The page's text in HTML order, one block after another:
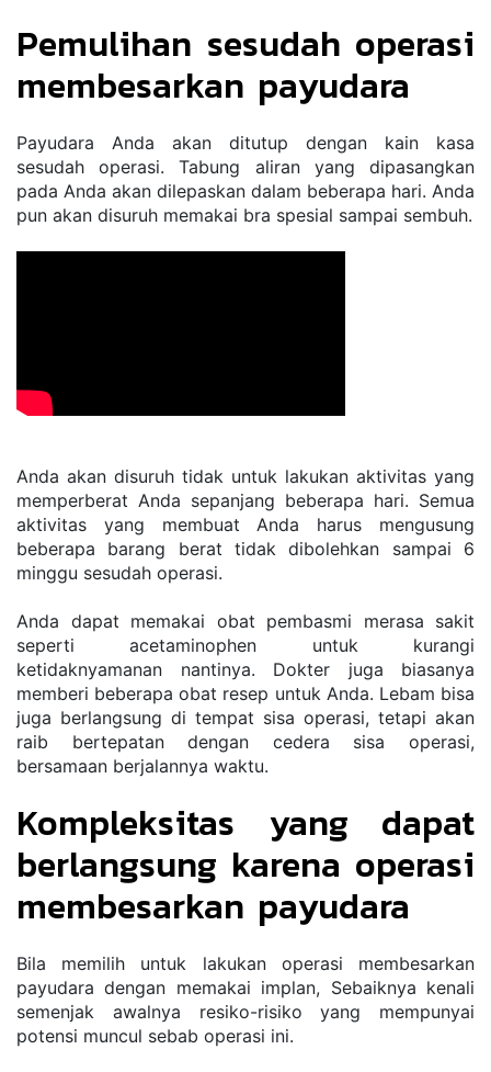
Pemulihan sesudah operasi
membesarkan payudara
Payudara Anda akan ditutup dengan kain kasa
sesudah operasi. Tabung aliran yang dipasangkan
pada Anda akan dilepaskan dalam beberapa hari. Anda
pun akan disuruh memakai bra spesial sampai sembuh.
Anda akan disuruh tidak untuk lakukan aktivitas yang
memperberat Anda sepanjang beberapa hari. Semua
aktivitas yang membuat Anda harus mengusung
beberapa barang berat tidak dibolehkan sampai 6
minggu sesudah operasi.
Anda dapat memakai obat pembasmi merasa sakit
seperti acetaminophen untuk kurangi
ketidaknyamanan nantinya. Dokter juga biasanya
memberi beberapa obat resep untuk Anda. Lebam bisa
juga berlangsung di tempat sisa operasi, tetapi akan
raib bertepatan dengan cedera sisa operasi,
bersamaan berjalannya waktu.
Kompleksitas yang dapat
berlangsung karena operasi
membesarkan payudara
Bila memilih untuk lakukan operasi membesarkan
payudara dengan memakai implan, Sebaiknya kenali
semenjak awalnya resiko-risiko yang mempunyai
potensi muncul sebab operasi ini.